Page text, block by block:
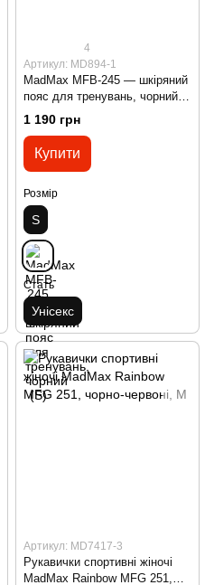
4
Артикул: MD894-1
MadMax MFB-245 — шкіряний
пояс для тренувань, чорний
(S)
1 190 грн
Купити
Розмір
S
Стать
Унісекс
Артикул: MD7417-3
Рукавички спортивні жіночі
MadMax Rainbow MFG 251,